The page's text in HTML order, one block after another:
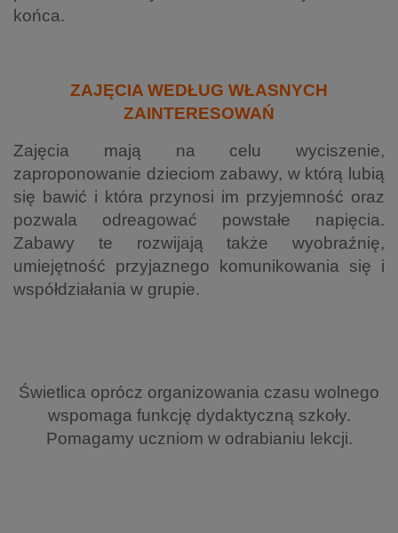
końca.
ZAJĘCIA WEDŁUG WŁASNYCH
ZAINTERESOWAŃ
Zajęcia mają na celu wyciszenie,
zaproponowanie dzieciom zabawy, w którą lubią
się bawić i która przynosi im przyjemność oraz
pozwala odreagować powstałe napięcia.
Zabawy te rozwijają także wyobraźnię,
umiejętność przyjaznego komunikowania się i
współdziałania w grupie.
Świetlica oprócz organizowania czasu wolnego
wspomaga funkcję dydaktyczną szkoły.
Pomagamy uczniom w odrabianiu lekcji.